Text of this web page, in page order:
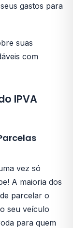
gastos para
suas
com
IPVA
vez só
A maioria dos
parcelar o
seu veículo
para quem